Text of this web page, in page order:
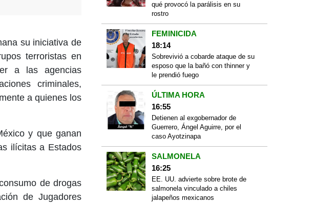
su iniciativa de
terroristas en
a las agencias
criminales,
a quienes los
y que ganan
ilícitas a Estados
de drogas
de Jugadores
qué provocó la parálisis en su
rostro
FEMINICIDA
18:14
Sobrevivió a cobarde ataque de su
esposo que la bañó con thinner y
le prendió fuego
ÚLTIMA HORA
16:55
Detienen al exgobernador de
Guerrero, Ángel Aguirre, por el
caso Ayotzinapa
SALMONELA
16:25
EE. UU. advierte sobre brote de
salmonela vinculado a chiles
jalapeños mexicanos